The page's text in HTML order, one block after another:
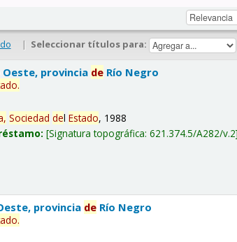
| Seleccionar títulos para:
provincia de Río Negro
.
Sociedad delEstado, 1988
Signatura topográfica:621.374.5/A282/v.2
provincia de Río Negro
.